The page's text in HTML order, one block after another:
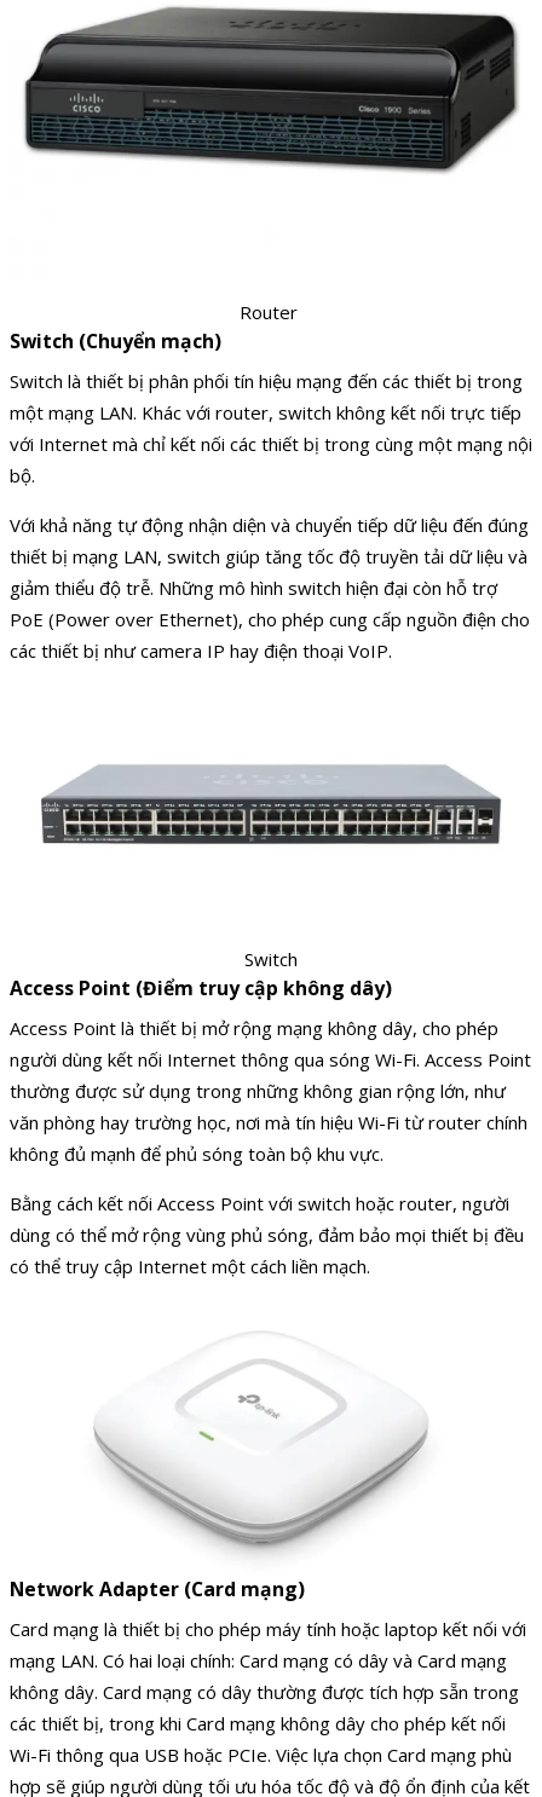
Router
Switch (Chuyển mạch)
Switch là thiết bị phân phối tín hiệu mạng đến các thiết bị trong
một mạng LAN. Khác với router, switch không kết nối trực tiếp
với Internet mà chỉ kết nối các thiết bị trong cùng một mạng nội
bộ.
Với khả năng tự động nhận diện và chuyển tiếp dữ liệu đến đúng
thiết bị mạng LAN, switch giúp tăng tốc độ truyền tải dữ liệu và
giảm thiểu độ trễ. Những mô hình switch hiện đại còn hỗ trợ
PoE (Power over Ethernet), cho phép cung cấp nguồn điện cho
các thiết bị như camera IP hay điện thoại VoIP.
Switch
Access Point (Điểm truy cập không dây)
Access Point là thiết bị mở rộng mạng không dây, cho phép
người dùng kết nối Internet thông qua sóng Wi-Fi. Access Point
thường được sử dụng trong những không gian rộng lớn, như
văn phòng hay trường học, nơi mà tín hiệu Wi-Fi từ router chính
không đủ mạnh để phủ sóng toàn bộ khu vực.
Bằng cách kết nối Access Point với switch hoặc router, người
dùng có thể mở rộng vùng phủ sóng, đảm bảo mọi thiết bị đều
có thể truy cập Internet một cách liền mạch.
Network Adapter (Card mạng)
Card mạng là thiết bị cho phép máy tính hoặc laptop kết nối với
mạng LAN. Có hai loại chính: Card mạng có dây và Card mạng
không dây. Card mạng có dây thường được tích hợp sẵn trong
các thiết bị, trong khi Card mạng không dây cho phép kết nối
Wi-Fi thông qua USB hoặc PCIe. Việc lựa chọn Card mạng phù
hợp sẽ giúp người dùng tối ưu hóa tốc độ và độ ổn định của kết